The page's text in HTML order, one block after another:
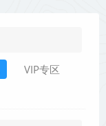
VIP专区